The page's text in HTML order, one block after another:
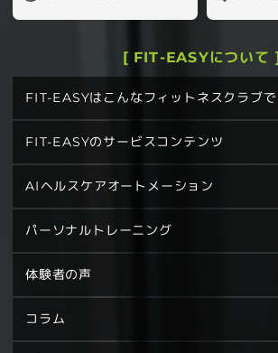
[ FIT-EASYについて
FIT-EASYはこんなフィットネスクラブ
FIT-EASYのサービスコンテンツ
AIヘルスケアオートメーション
パーソナルトレーニング
体験者の声
コラム